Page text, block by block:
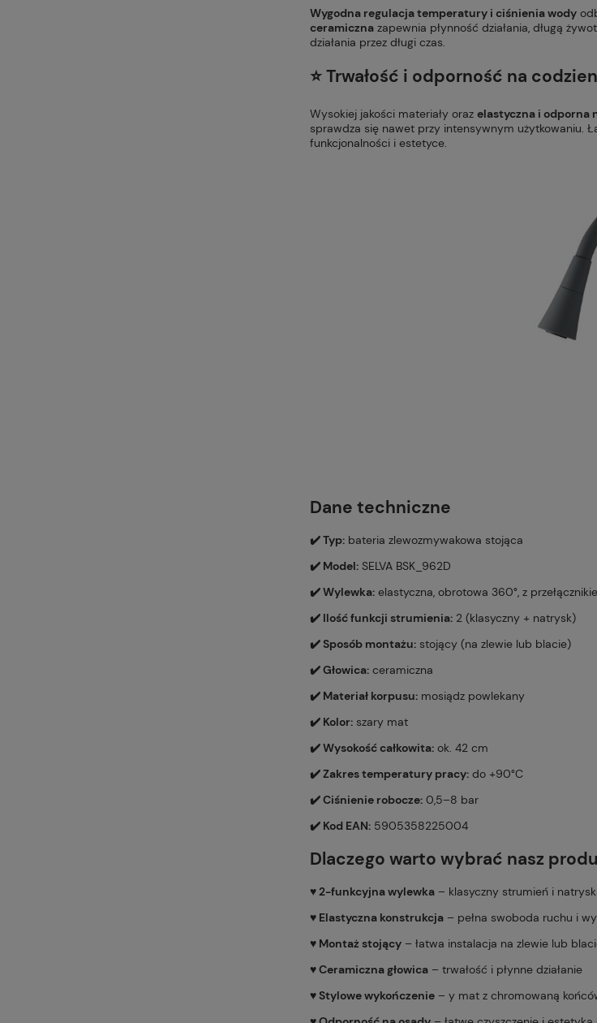
Wygodna regulacja temperatury i ciśnienia wody
ceramiczna zapewnia płynność działania, długą
działania przez długi czas.
⭐ Trwałość i odporność na
Wysokiej jakości materiały oraz elastyczna i odporna
sprawdza się nawet przy intensywnym użytkowaniu.
funkcjonalności i estetyce.
Dane techniczne
✔️ Typ: bateria zlewozmywakowa stojąca
✔️ Model: SELVA BSK_962D
✔️ Wylewka: elastyczna, obrotowa 360°, z
✔️ Ilość funkcji strumienia: 2 (klasyczny + natrysk)
✔️ Sposób montażu: stojący (na zlewie lub blacie)
✔️ Głowica: ceramiczna
✔️ Materiał korpusu: mosiądz powlekany
✔️ Kolor: szary mat
✔️ Wysokość całkowita: ok. 42 cm
✔️ Zakres temperatury pracy: do +90°C
✔️ Ciśnienie robocze: 0,5–8 bar
✔️ Kod EAN: 5905358225004
Dlaczego warto wybrać nasz
♥️ 2-funkcyjna wylewka – klasyczny strumień i
♥️ Elastyczna konstrukcja – pełna swoboda ruchu i
♥️ Montaż stojący – łatwa instalacja na zlewie lub
♥️ Ceramiczna głowica – trwałość i płynne działanie
♥️ Stylowe wykończenie – y mat z chromowaną